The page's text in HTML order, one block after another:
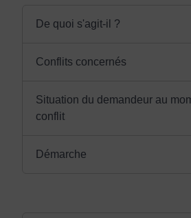
De quoi s'agit-il ?
Conflits concernés
Situation du demandeur au
conflit
Démarche